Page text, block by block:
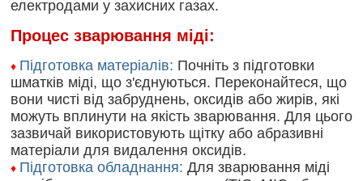
електродами у захисних газах.
Процес зварювання міді:
♦ Підготовка матеріалів: Почніть з підготовки
шматків міді, що з'єднуються. Переконайтеся, що
вони чисті від забруднень, оксидів або жирів, які
можуть вплинути на якість зварювання. Для цього
зазвичай використовують щітку або абразивні
матеріали для видалення оксидів.
♦ Підготовка обладнання: Для зварювання міді